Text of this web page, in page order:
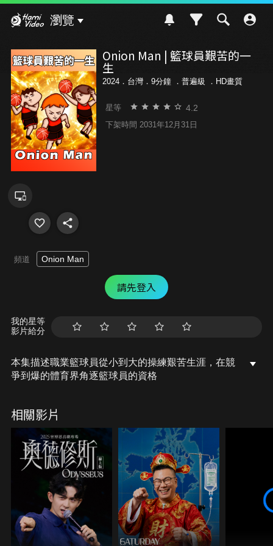
瀏覽
Onion Man | 籃球員艱苦的一
生
2024．台灣．9分鐘 ． 普遍級 ．HD畫質
星等 4.2
下架時間 2031年12月31日
頻道 Onion Man
請先登入
我的星等
影片給分
本集描述職業籃球員從小到大的操練艱苦生涯，在競
爭到爆的體育界角逐籃球員的資格
相關影片